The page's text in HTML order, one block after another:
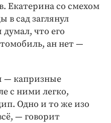
Екатерина со смехом
в сад заглянул
что его
ан нет —
— капризные
с ними легко,
Одно и то же изо
— говорит